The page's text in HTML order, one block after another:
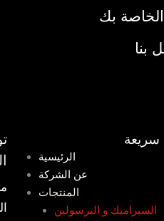
بك
بنا
سريعة
الرئيسية
عن الشركة
المنتجات
السيراميك و البرسولين